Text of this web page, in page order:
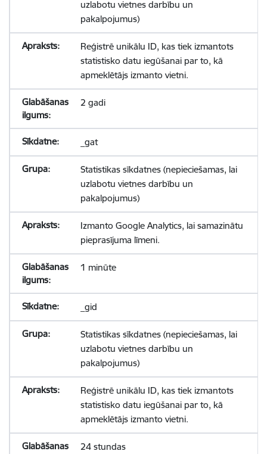
uzlabotu vietnes darbību un
pakalpojumus)
Reģistrē unikālu ID, kas tiek izmantots
statistisko datu iegūšanai par to, kā
apmeklētājs izmanto vietni.
2 gadi
_gat
Statistikas sīkdatnes (nepieciešamas, lai
uzlabotu vietnes darbību un
pakalpojumus)
Izmanto Google Analytics, lai samazinātu
pieprasījuma līmeni.
1 minūte
_gid
Statistikas sīkdatnes (nepieciešamas, lai
uzlabotu vietnes darbību un
pakalpojumus)
Reģistrē unikālu ID, kas tiek izmantots
statistisko datu iegūšanai par to, kā
apmeklētājs izmanto vietni.
24 stundas